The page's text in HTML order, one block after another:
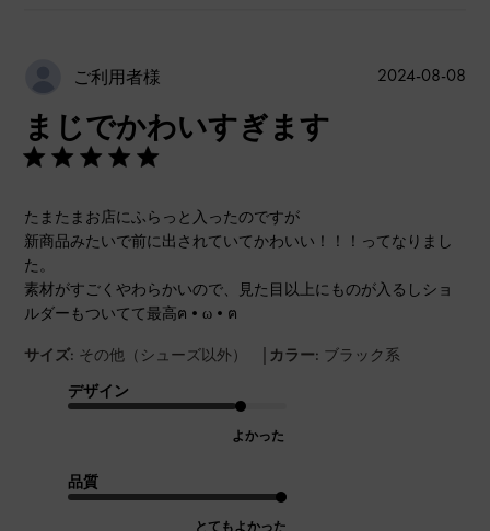
ご利用者様
まじでかわいすぎます
たまたまお店にふらっと入ったのですが
新商品みたいで前に出されていてかわいい！！！ってなりまし
た。
素材がすごくやわらかいので、見た目以上にものが入るしショ
ルダーもついてて最高ฅ•ω•ฅ
サイズ: その他（シューズ以外） | カラー: ブラック系
デザイン
よかった
品質
とてもよかった
公
2024-08-08